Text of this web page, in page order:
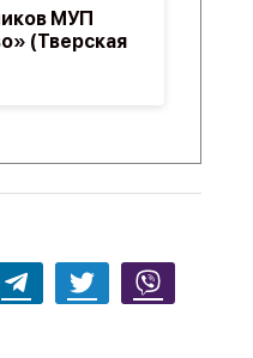
МУП
(Тверская